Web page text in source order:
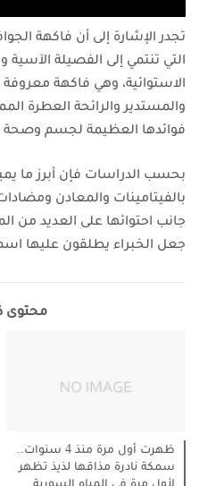
تجدر الإشارة إلى أن فاكهة
التي تنتمي إلى الفصيلة
الاستوائية، وهي فاكهة
والمستدير والرائحة العطرة
فوائدها العظيمة لجسم وصحة
بحسب الدراسات فإن أبرز ما
بالفيتامينات والمعادن
جانب احتوائها على العديد من
جعل الخبراء يطلقون عليها اسم
محتوى
ظهرت أول مرة منذ 4 سنوات..
سمكة نادرة مذاقها لذيذ تظهر
لأول مرة في المياه السورية